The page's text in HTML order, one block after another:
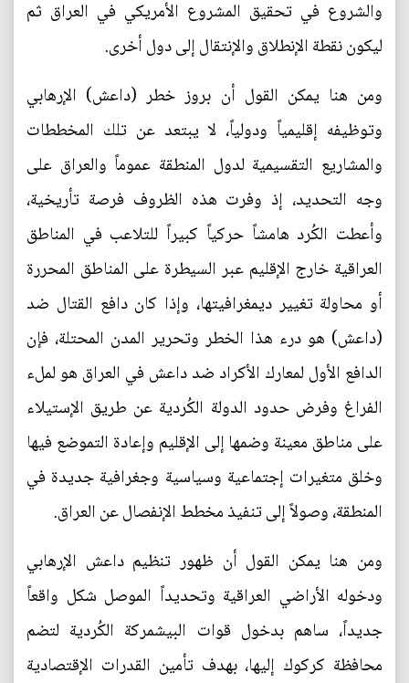
والشروع في تحقيق المشروع الأمريكي في العراق ثم
ليكون نقطة الإنطلاق والإنتقال إلى دول أخرى.
ومن هنا يمكن القول أن بروز خطر (داعش) الإرهابي
وتوظيفه إقليمياً ودولياً، لا يبتعد عن تلك المخططات
والمشاريع التقسيمية لدول المنطقة عموماً والعراق على
وجه التحديد، إذ وفرت هذه الظروف فرصة تأريخية،
وأعطت الكُرد هامشاً حركياً كبيراً للتلاعب في المناطق
العراقية خارج الإقليم عبر السيطرة على المناطق المحررة
أو محاولة تغيير ديمغرافيتها، وإذا كان دافع القتال ضد
(داعش) هو درء هذا الخطر وتحرير المدن المحتلة، فإن
الدافع الأول لمعارك الأكراد ضد داعش في العراق هو لملء
الفراغ وفرض حدود الدولة الكُردية عن طريق الإستيلاء
على مناطق معينة وضمها إلى الإقليم وإعادة التموضع فيها
وخلق متغيرات إجتماعية وسياسية وجغرافية جديدة في
المنطقة، وصولاً إلى تنفيذ مخطط الإنفصال عن العراق.
ومن هنا يمكن القول أن ظهور تنظيم داعش الإرهابي
ودخوله الأراضي العراقية وتحديداً الموصل شكل واقعاً
جديداً، ساهم بدخول قوات البيشمركة الكُردية لتضم
محافظة كركوك إليها، بهدف تأمين القدرات الإقتصادية